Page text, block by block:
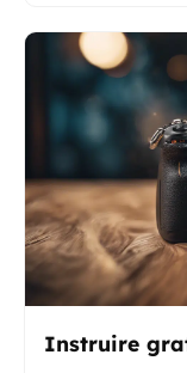
Instruire